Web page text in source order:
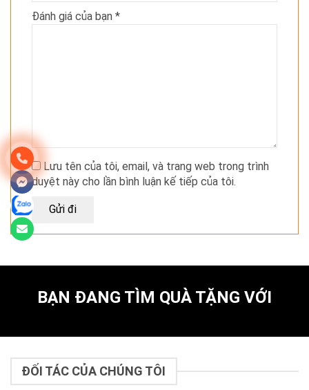
Đánh giá của bạn *
Lưu tên của tôi, email, và trang web trong trình
duyệt này cho lần bình luận kế tiếp của tôi.
BẠN ĐANG TÌM QUÀ TẶNG VỚI
ĐỐI TÁC CỦA CHÚNG TÔI